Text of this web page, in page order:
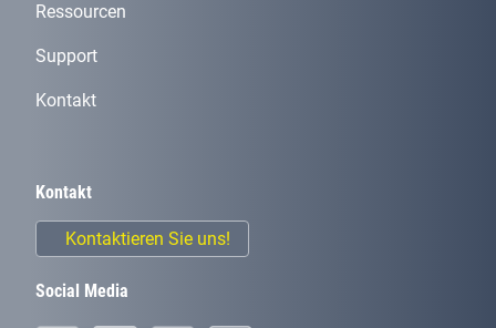
Ressourcen
Support
Kontakt
Kontakt
Kontaktieren Sie uns!
Social Media